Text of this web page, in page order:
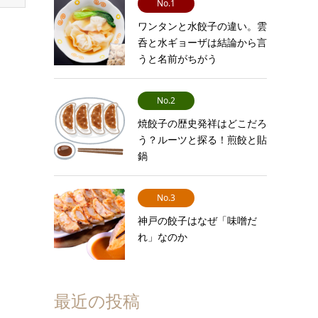
No.1
ワンタンと水餃子の違い。雲
呑と水ギョーザは結論から言
うと名前がちがう
No.2
焼餃子の歴史発祥はどこだろ
う？ルーツと探る！煎餃と貼
鍋
No.3
神戸の餃子はなぜ「味噌だ
れ」なのか
最近の投稿